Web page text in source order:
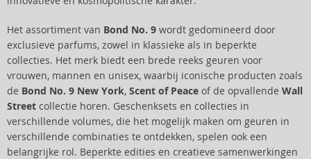
Het assortiment van Bond No. 9 wordt gedomineerd door
exclusieve parfums, zowel in klassieke als in beperkte
collecties. Het merk biedt een brede reeks geuren voor
vrouwen, mannen en unisex, waarbij iconische producten zoals
de Bond No. 9 New York, Scent of Peace of de opvallende Wall
Street collectie horen. Geschenksets en collecties in
verschillende volumes, die het mogelijk maken om geuren in
verschillende combinaties te ontdekken, spelen ook een
belangrijke rol. Beperkte edities en creatieve samenwerkingen